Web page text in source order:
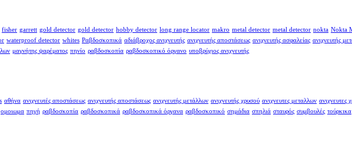
fisher garrett gold detector gold detector hobby detector long range locator makro metal detector metal detector nokta Nokta
waterproof detector whites Ραβδοσκοπικά αδιάβροχος ανιχνευτής ανιχνευτής αποστάσεως ανιχνευτής ασφαλείας ανιχνευτής
μαγνήτης ψαρέματος πηνίο ραβδοσκοπία ραβδοσκοπικό όργανο υποβρύχιος ανιχνευτής
αθήνα ανιχνευτές αποστάσεως ανιχνευτής αποστάσεως ανιχνευτής μετάλλων ανιχνευτής χρυσού ανιχνευτες μεταλλων ανιχνευτες
ομοιωμα πηγή ραβδοσκοπία ραβδοσκοπικά ραβδοσκοπικά όργανα ραβδοσκοπικό σημάδια σπηλιά σταυρός συμβουλές τούρκικα